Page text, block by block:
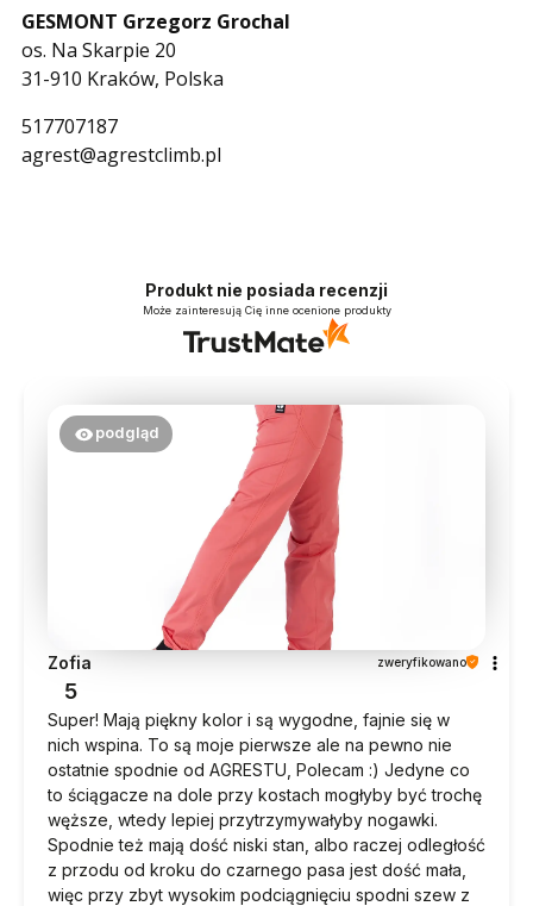
GESMONT Grzegorz Grochal
os. Na Skarpie 20
31-910 Kraków, Polska
517707187
agrest@agrestclimb.pl
Produkt nie posiada recenzji
Może zainteresują Cię inne ocenione produkty
podgląd
Zofia zweryfikowano
5
Super! Mają piękny kolor i są wygodne, fajnie się w
nich wspina. To są moje pierwsze ale na pewno nie
ostatnie spodnie od AGRESTU, Polecam :) Jedyne co
to ściągacze na dole przy kostach mogłyby być trochę
węższe, wtedy lepiej przytrzymywałyby nogawki.
Spodnie też mają dość niski stan, albo raczej odległość
z przodu od kroku do czarnego pasa jest dość mała,
więc przy zbyt wysokim podciągnięciu spodni szew z